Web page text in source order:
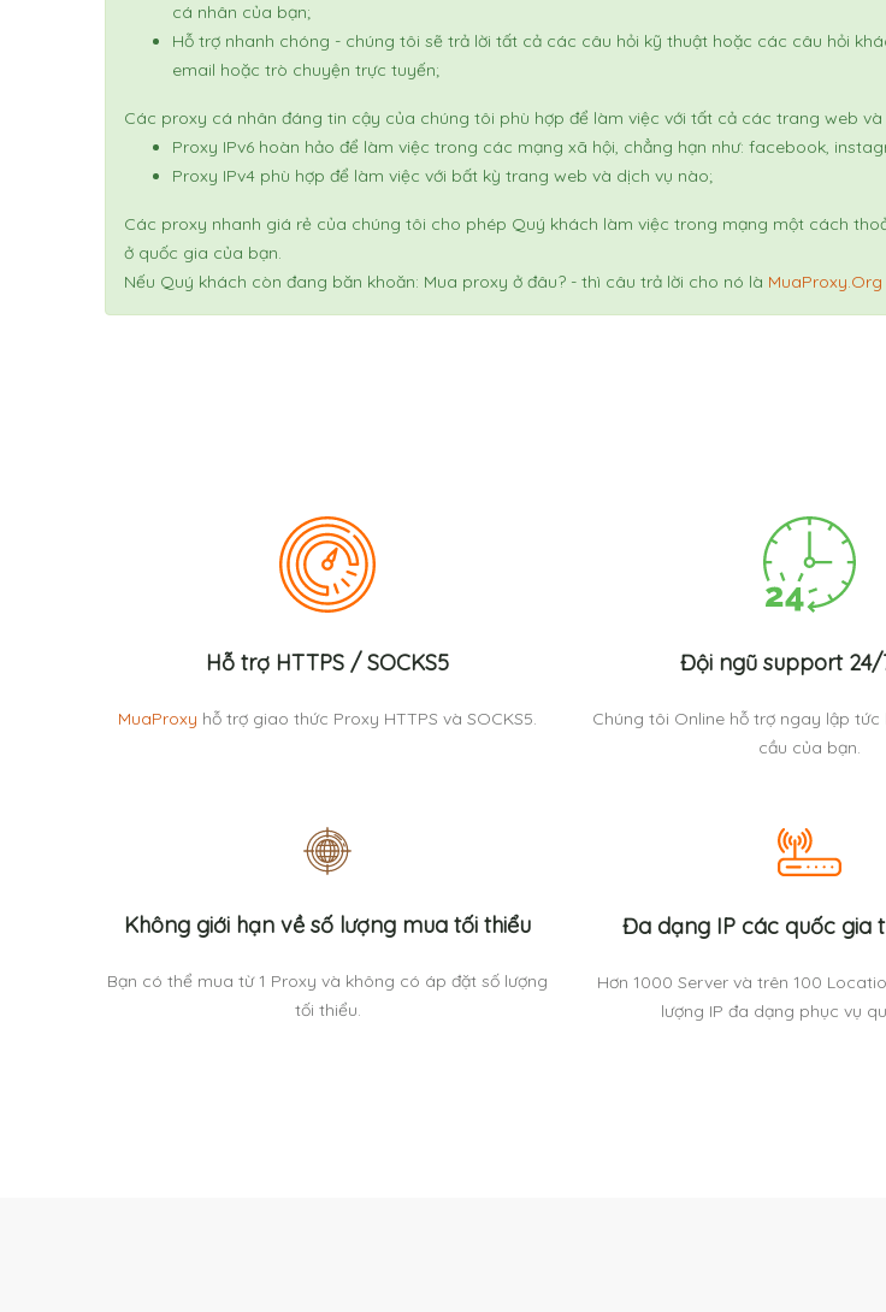
cá nhân của bạn;
Hỗ trợ nhanh chóng - chúng tôi sẽ trả lời tất cả các câu hỏi kỹ thuật hoặc các câu hỏi
email hoặc trò chuyện trực tuyến;
Các proxy cá nhân đáng tin cậy của chúng tôi phù hợp để làm việc với tất cả các trang web và
Proxy IPv6 hoàn hảo để làm việc trong các mạng xã hội, chẳng hạn như: facebook,
Proxy IPv4 phù hợp để làm việc với bất kỳ trang web và dịch vụ nào;
Các proxy nhanh giá rẻ của chúng tôi cho phép Quý khách làm việc trong mạng một cách
ở quốc gia của bạn.
Nếu Quý khách còn đang băn khoăn: Mua proxy ở đâu? - thì câu trả lời cho nó là MuaProxy.Org
Hỗ trợ HTTPS / SOCKS5
MuaProxy hỗ trợ giao thức Proxy HTTPS và SOCKS5.
Đội ngũ support 24/
Chúng tôi Online hỗ trợ ngay lập tức
cầu của bạn.
Không giới hạn về số lượng mua tối thiểu
Bạn có thể mua từ 1 Proxy và không có áp đặt số lượng
tối thiểu.
Đa dạng IP các quốc gia
Hơn 1000 Server và trên 100
lượng IP đa dạng phục vụ